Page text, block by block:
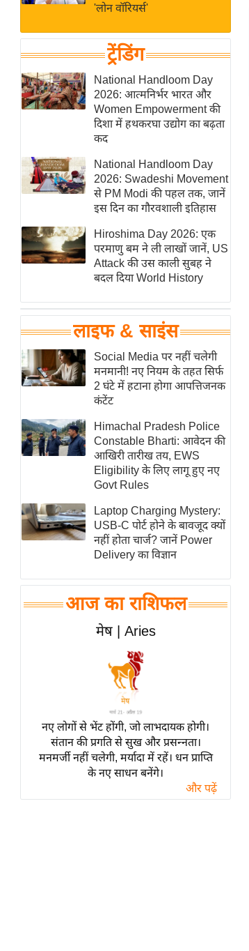
शख्सियत
यंग इंडिया
साहित्य जगत
ऑटो वर्ल्ड
न्यूज ब्रीफ
मनोरंजन जगत
बॉलीवुड
हॉलीवुड
फिल्म समीक्षा
Breaking
News
लाइफस्टाइल
टेक्नॉलॉजी
घरेलू नुस्खे
पर्यटन स्थल
फिटनेस मंत्रा
रिलेशनशिप
राजनीति
विश्लेषण
समसामयिक
मातृभूमि
एम.
आर.
आई.
समीक्षा
धर्म
ज्योतिष
त्योहार
राशिफल
विशेष
'लोन वॉरियर्स'
ट्रेंडिंग
National Handloom Day
2026: आत्मनिर्भर भारत और
Women Empowerment की
दिशा में हथकरघा उद्योग का बढ़ता
कद
National Handloom Day
2026: Swadeshi Movement
से PM Modi की पहल तक, जानें
इस दिन का गौरवशाली इतिहास
Hiroshima Day 2026: एक
परमाणु बम ने ली लाखों जानें, US
Attack की उस काली सुबह ने
बदल दिया World History
लाइफ & साइंस
Social Media पर नहीं चलेगी
मनमानी! नए नियम के तहत सिर्फ
2 घंटे में हटाना होगा आपत्तिजनक
कंटेंट
Himachal Pradesh Police
Constable Bharti: आवेदन की
आखिरी तारीख तय, EWS
Eligibility के लिए लागू हुए नए
Govt Rules
Laptop Charging Mystery:
USB-C पोर्ट होने के बावजूद क्यों
नहीं होता चार्ज? जानें Power
Delivery का विज्ञान
आज का राशिफल
मेष | Aries
नए लोगों से भेंट होंगी, जो लाभदायक होगी।
संतान की प्रगति से सुख और प्रसन्नता।
मनमर्जी नहीं चलेगी, मर्यादा में रहें। धन प्राप्ति
के नए साधन बनेंगे।
और पढ़ें